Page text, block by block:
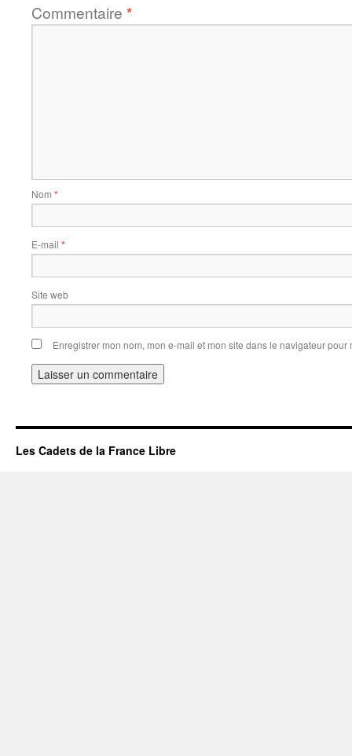
Commentaire *
Nom *
E-mail *
Site web
Enregistrer mon nom, mon e-mail et mon site dans le navigateur
Les Cadets de la France Libre